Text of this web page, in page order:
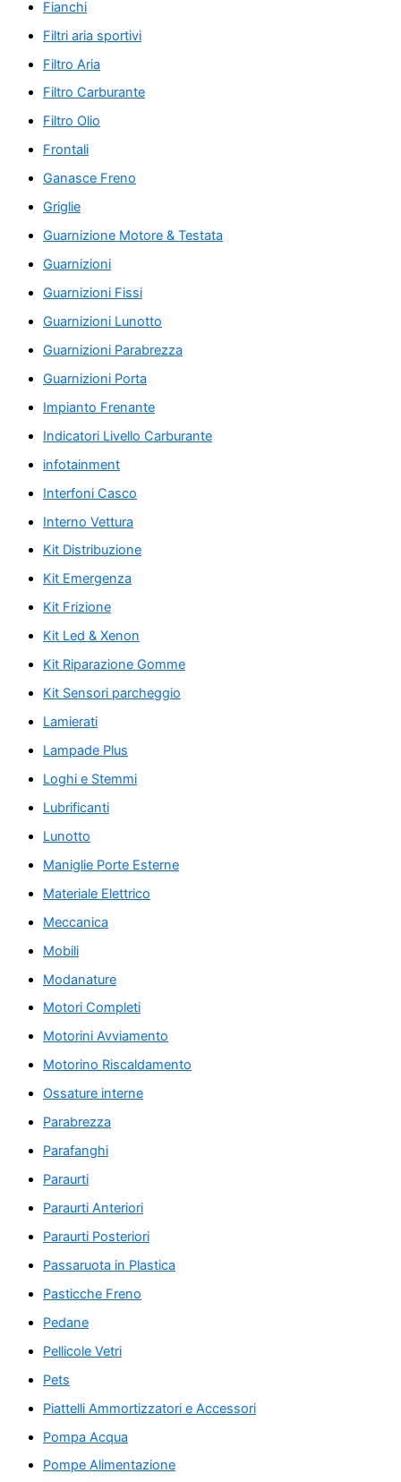
Fianchi
Filtri aria sportivi
Filtro Aria
Filtro Carburante
Filtro Olio
Frontali
Ganasce Freno
Griglie
Guarnizione Motore & Testata
Guarnizioni
Guarnizioni Fissi
Guarnizioni Lunotto
Guarnizioni Parabrezza
Guarnizioni Porta
Impianto Frenante
Indicatori Livello Carburante
infotainment
Interfoni Casco
Interno Vettura
Kit Distribuzione
Kit Emergenza
Kit Frizione
Kit Led & Xenon
Kit Riparazione Gomme
Kit Sensori parcheggio
Lamierati
Lampade Plus
Loghi e Stemmi
Lubrificanti
Lunotto
Maniglie Porte Esterne
Materiale Elettrico
Meccanica
Mobili
Modanature
Motori Completi
Motorini Avviamento
Motorino Riscaldamento
Ossature interne
Parabrezza
Parafanghi
Paraurti
Paraurti Anteriori
Paraurti Posteriori
Passaruota in Plastica
Pasticche Freno
Pedane
Pellicole Vetri
Pets
Piattelli Ammortizzatori e Accessori
Pompa Acqua
Pompe Alimentazione